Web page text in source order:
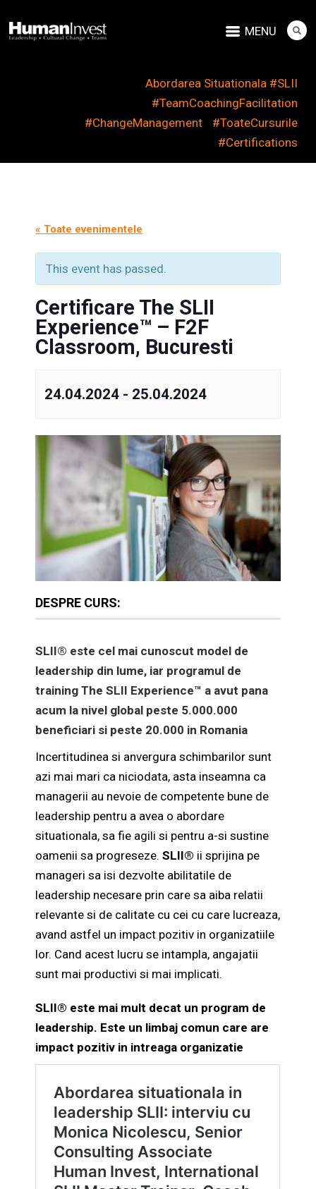
MENU
Abordarea Situationala #SLII
#TeamCoachingFacilitation
#ChangeManagement
#ToateCursurile
#Certifications
« Toate evenimentele
This event has passed.
Certificare The SLII
Experience™ – F2F
Classroom, Bucuresti
24.04.2024 - 25.04.2024
DESPRE CURS:
SLII® este cel mai cunoscut model de
leadership din lume, iar programul de
trainingThe SLII Experience™ a avut pana
acum la nivel global peste 5.000.000
beneficiari si peste 20.000 in Romania
Incertitudinea si anvergura schimbarilor sunt
azi mai mari ca niciodata, asta inseamna ca
managerii au nevoie de competente bune de
leadership pentru a avea o abordare
situationala, sa fie agili si pentru a-si sustine
oamenii sa progreseze.SLII® ii sprijina pe
manageri sa isi dezvolte abilitatile de
leadership necesare prin care sa aiba relatii
relevante si de calitate cu cei cu care lucreaza,
avand astfel un impact pozitiv in organizatiile
lor. Cand acest lucru se intampla, angajatii
sunt mai productivi si mai implicati.
SLII® este mai mult decat un program de
leadership. Este un limbaj comun care are
impact pozitiv in intreaga organizatie